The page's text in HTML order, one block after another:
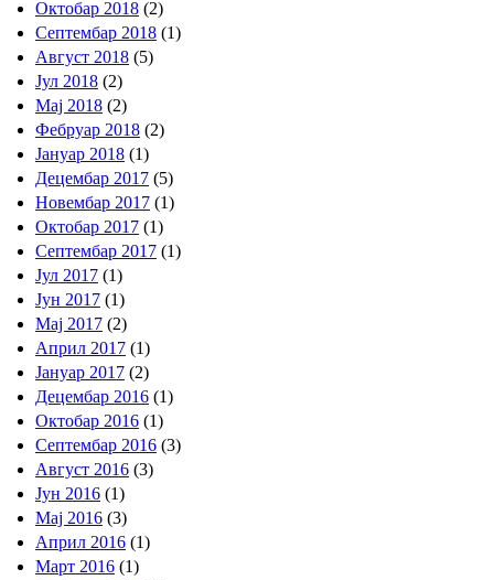
Октобар 2018 (2)
Септембар 2018 (1)
Август 2018 (5)
Јул 2018 (2)
Мај 2018 (2)
Фебруар 2018 (2)
Јануар 2018 (1)
Децембар 2017 (5)
Новембар 2017 (1)
Октобар 2017 (1)
Септембар 2017 (1)
Јул 2017 (1)
Јун 2017 (1)
Мај 2017 (2)
Април 2017 (1)
Јануар 2017 (2)
Децембар 2016 (1)
Октобар 2016 (1)
Септембар 2016 (3)
Август 2016 (3)
Јун 2016 (1)
Мај 2016 (3)
Април 2016 (1)
Март 2016 (1)